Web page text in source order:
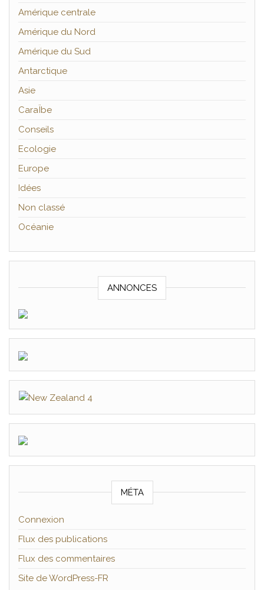
Amérique centrale
Amérique du Nord
Amérique du Sud
Antarctique
Asie
CaraÏbe
Conseils
Ecologie
Europe
Idées
Non classé
Océanie
ANNONCES
MÉTA
Connexion
Flux des publications
Flux des commentaires
Site de WordPress-FR